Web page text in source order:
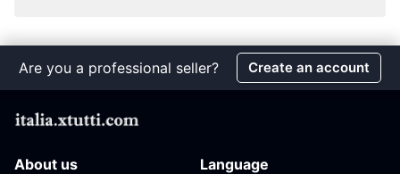
Are you a professional seller? Create an account
About us Language